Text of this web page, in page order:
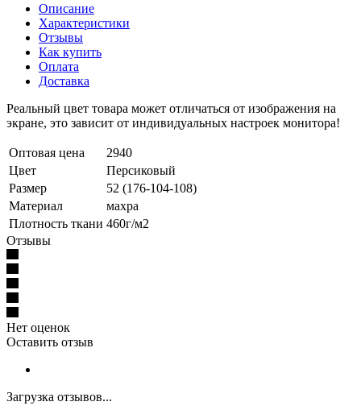
Описание
Характеристики
Отзывы
Как купить
Оплата
Доставка
Реальный цвет товара может отличаться от изображения на
экране, это зависит от индивидуальных настроек монитора!
Оптовая цена
2940
Цвет
Персиковый
Размер
52 (176-104-108)
Материал
махра
Плотность ткани 460г/м2
Отзывы
Нет оценок
Оставить отзыв
Загрузка отзывов...